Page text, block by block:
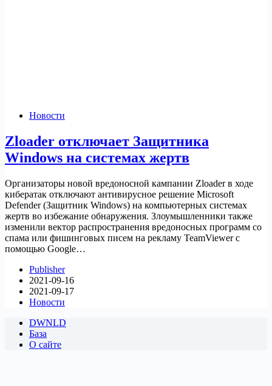
Новости
Zloader отключает Защитника
Windows на системах жертв
Организаторы новой вредоносной кампании Zloader в ходе
кибератак отключают антивирусное решение Microsoft
Defender (Защитник Windows) на компьютерных системах
жертв во избежание обнаружения. Злоумышленники также
изменили вектор распространения вредоносных программ со
спама или фишинговых писем на рекламу TeamViewer с
помощью Google…
Publisher
2021-09-16
2021-09-17
Новости
DWNLD
База
О сайте